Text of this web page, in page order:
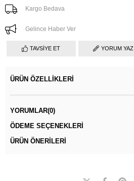
Kargo Bedava
Gelince Haber Ver
TAVSIYE ET YORUM YAZ
ÜRÜN ÖZELLIKLERI
YORUMLAR(0)
ÖDEME SEÇENEKLERI
ÜRÜN ÖNERILERI